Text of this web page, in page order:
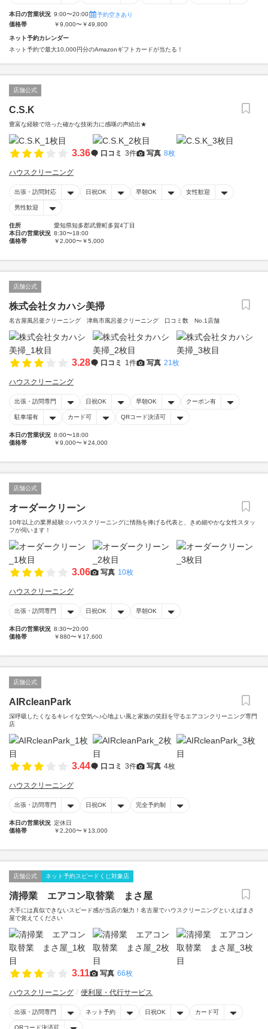
本日の営業状況 9:00〜20:00
予約空きあり
価格帯
￥9,000〜￥49,800
ネット予約カレンダー
ネット予約で最大10,000円分のAmazonギフトカードが当たる！
店舗公式
C.S.K
豊富な経験で培った確かな技術力に感嘆の声続出★
3.36 口コミ 3件 写真 8枚
ハウスクリーニング
出張・訪問対応 日祝OK 早朝OK 女性歓迎
男性歓迎
住所
愛知県知多郡武豊町多賀4丁目
本日の営業状況 8:30〜18:00
価格帯
￥2,000〜￥5,000
店舗公式
株式会社タカハシ美掃
名古屋風呂釜クリーニング 津島市風呂釜クリーニング 口コミ数 No.1店舗
3.28 口コミ 1件 写真 21枚
ハウスクリーニング
出張・訪問専門 日祝OK 早朝OK クーポン有
駐車場有 カード可 QRコード決済可
本日の営業状況 8:00〜18:00
価格帯
￥9,000〜￥24,000
店舗公式
オーダークリーン
10年以上の業界経験☆ハウスクリーニングに情熱を捧げる代表と、きめ細やかな女性スタッ
フが伺います！
3.06 写真 10枚
ハウスクリーニング
出張・訪問専門 日祝OK 早朝OK
本日の営業状況 8:30〜20:00
価格帯
￥880〜￥17,600
店舗公式
AIRcleanPark
深呼吸したくなるキレイな空気へ♪心地よい風と家族の笑顔を守るエアコンクリーニング専門
店
3.44 口コミ 3件 写真 4枚
ハウスクリーニング
出張・訪問専門 日祝OK 完全予約制
本日の営業状況 定休日
価格帯
￥2,200〜￥13,000
店舗公式 ネット予約スピードくじ対象店
清掃業 エアコン取替業 まさ屋
大手には真似できないスピード感が当店の魅力！名古屋でハウスクリーニングといえばまさ
屋で覚えてください
3.11 写真 66枚
ハウスクリーニング 便利屋・代行サービス
出張・訪問専門 ネット予約 日祝OK カード可
QRコード決済可